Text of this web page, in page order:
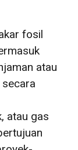
fosil
atau
atau gas